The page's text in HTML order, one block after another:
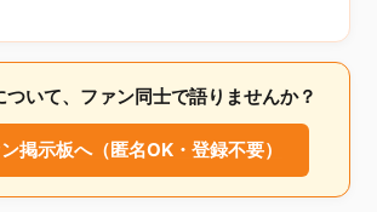
ついて、ファン同士で語りませんか？
掲示板へ（匿名OK・登録不要）